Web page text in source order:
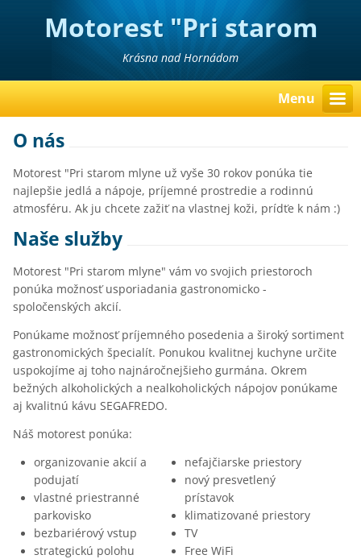
Motorest "Pri starom
mlyne"
Krásna nad Hornádom
Menu
O nás
Motorest "Pri starom mlyne už vyše 30 rokov ponúka tie
najlepšie jedlá a nápoje, príjemné prostredie a rodinnú
atmosféru. Ak ju chcete zažiť na vlastnej koži, prídťe k nám :)
Naše služby
Motorest "Pri starom mlyne" vám vo svojich priestoroch
ponúka možnosť usporiadania gastronomicko -
spoločenských akcií.
Ponúkame možnosť príjemného posedenia a široký sortiment
gastronomických špecialít. Ponukou kvalitnej kuchyne určite
uspokojíme aj toho najnáročnejšieho gurmána. Okrem
bežných alkoholických a nealkoholických nápojov ponúkame
aj kvalitnú kávu SEGAFREDO.
Náš motorest ponúka:
organizovanie akcií a
podujatí
vlastné priestranné
parkovisko
bezbariérový vstup
strategickú polohu
nefajčiarske priestory
nový presvetlený
prístavok
klimatizované priestory
TV
Free WiFi